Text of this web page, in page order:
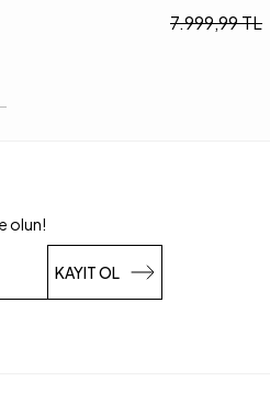
7.999,99TL
olun!
KAYIT OL